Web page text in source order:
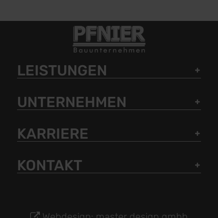
LEISTUNGEN
UNTERNEHMEN
KARRIERE
KONTAKT